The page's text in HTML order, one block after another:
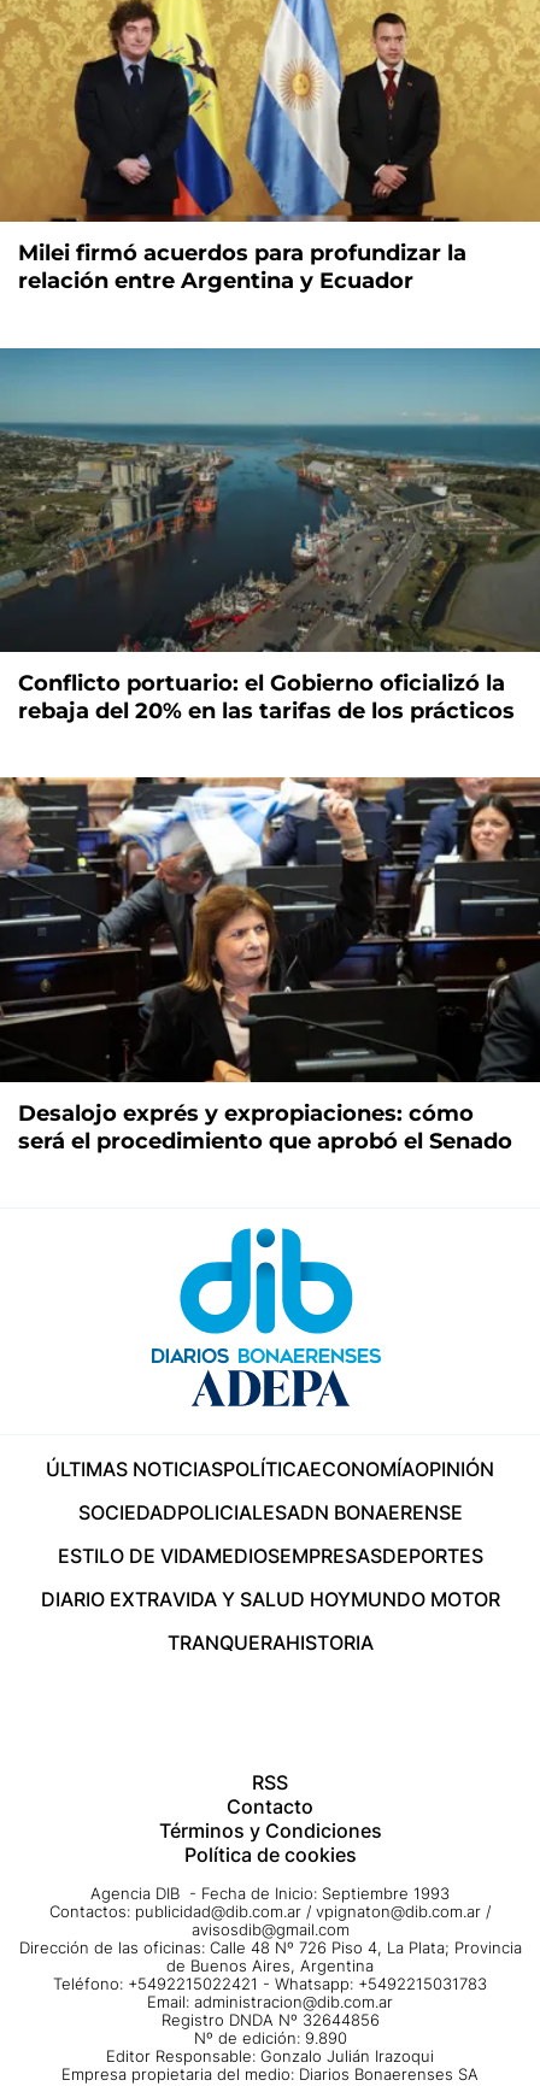
Milei firmó acuerdos para profundizar la
relación entre Argentina y Ecuador
Conflicto portuario: el Gobierno oficializó la
rebaja del 20% en las tarifas de los prácticos
Desalojo exprés y expropiaciones: cómo
será el procedimiento que aprobó el Senado
ÚLTIMAS NOTICIASPOLÍTICAECONOMÍAOPINIÓN
SOCIEDADPOLICIALESADN BONAERENSE
ESTILO DE VIDAMEDIOSEMPRESASDEPORTES
DIARIO EXTRAVIDA Y SALUD HOYMUNDO MOTOR
TRANQUERAHISTORIA
RSS
Contacto
Términos y Condiciones
Política de cookies
Agencia DIB - Fecha de Inicio: Septiembre 1993
Contactos: publicidad@dib.com.ar / vpignaton@dib.com.ar /
avisosdib@gmail.com
Dirección de las oficinas: Calle 48 Nº 726 Piso 4, La Plata; Provincia
de Buenos Aires, Argentina
Teléfono: +5492215022421 - Whatsapp: +5492215031783
Email: administracion@dib.com.ar
Registro DNDA Nº 32644856
Nº de edición: 9.890
Editor Responsable: Gonzalo Julián Irazoqui
Empresa propietaria del medio: Diarios Bonaerenses SA